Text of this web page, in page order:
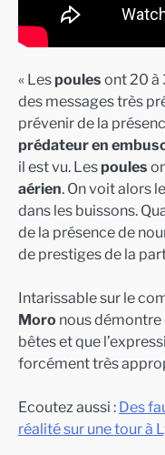
« Les poules ont 20 à
des messages très
prévenir de la
prédateur en
il est vu. Les poules
aérien. On voit alors
dans les buissons.
de la présence de
de prestiges de la
Intarissable sur le
Moro nous démontre
bêtes et que
forcément très
Ecoutez aussi : Des
réalité sur une tour à